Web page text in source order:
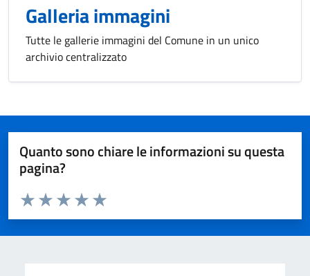
Galleria immagini
Tutte le gallerie immagini del Comune in un unico
archivio centralizzato
Quanto sono chiare le informazioni su questa
pagina?
Valuta da 1 a 5 stelle la pagina
Valuta 5 stelle su 5
Valuta 4 stelle su 5
Valuta 3 stelle su 5
Valuta 2 stelle su 5
Valuta 1 stelle su 5